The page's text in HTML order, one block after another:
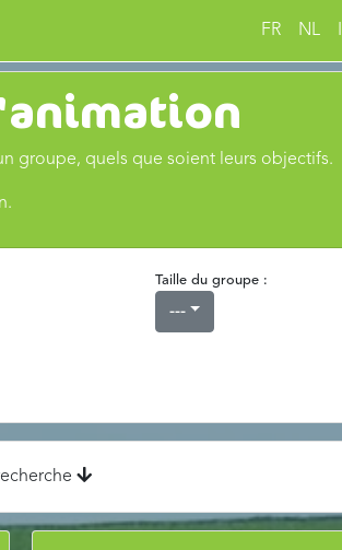
FR NL
groupe, quels que soient leurs objectifs.
Taille du groupe :
---